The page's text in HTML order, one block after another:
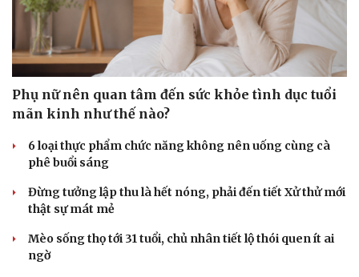
Phụ nữ nên quan tâm đến sức khỏe tình dục tuổi
mãn kinh như thế nào?
6 loại thực phẩm chức năng không nên uống cùng cà
phê buổi sáng
Đừng tưởng lập thu là hết nóng, phải đến tiết Xử thử mới
thật sự mát mẻ
Mèo sống thọ tới 31 tuổi, chủ nhân tiết lộ thói quen ít ai
ngờ